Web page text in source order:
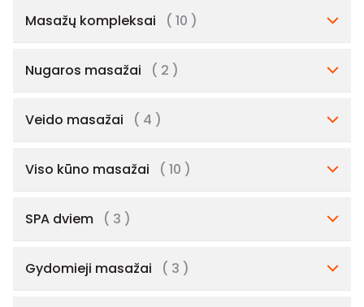
Masažų kompleksai ( 10 )
Nugaros masažai ( 2 )
Veido masažai ( 4 )
Viso kūno masažai ( 10 )
SPA dviem ( 3 )
Gydomieji masažai ( 3 )